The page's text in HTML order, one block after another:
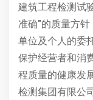
建筑工程检测试
准确”的质量方
单位及个人的委
保护经营者和消
程质量的健康发
检测集团有限公